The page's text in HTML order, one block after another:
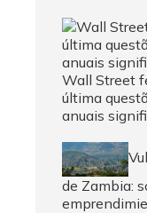
Wall Street
última
anuais
de Zambia: